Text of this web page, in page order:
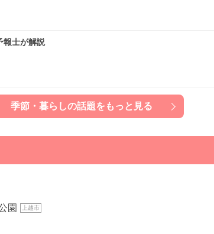
報士が解説
季節・暮らしの話題をもっと見る
園 上越市